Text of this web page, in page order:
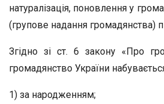
натуралізація, поновлення у
(групове надання громадянства)
Згідно зі ст. 6 закону «Про
громадянство України
1) за народженням;